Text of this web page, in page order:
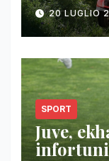
20 LUGLIO
SPORT
Juve,